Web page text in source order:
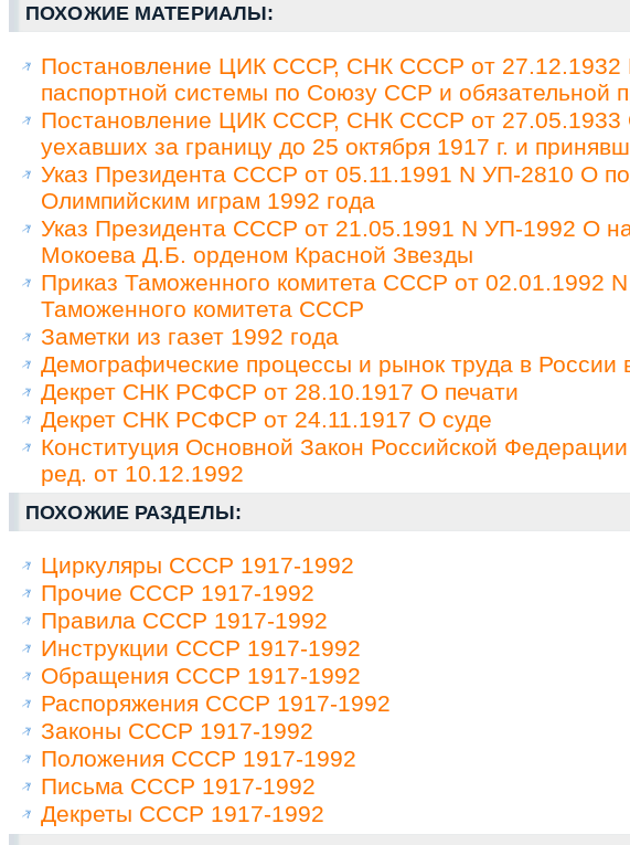
ПОХОЖИЕ МАТЕРИАЛЫ:
Постановление ЦИК СССР, СНК СССР от 27.12.1932
паспортной системы по Союзу ССР и обязательной
Постановление ЦИК СССР, СНК СССР от 27.05.1933
уехавших за границу до 25 октября 1917 г. и
Указ Президента СССР от 05.11.1991 N УП-2810 О
Олимпийским играм 1992 года
Указ Президента СССР от 21.05.1991 N УП-1992 О
Мокоева Д.Б. орденом Красной Звезды
Приказ Таможенного комитета СССР от 02.01.1992
Таможенного комитета СССР
Заметки из газет 1992 года
Демографические процессы и рынок труда в России
Декрет СНК РСФСР от 28.10.1917 О печати
Декрет СНК РСФСР от 24.11.1917 О суде
Конституция Основной Закон Российской
ред. от 10.12.1992
ПОХОЖИЕ РАЗДЕЛЫ:
Циркуляры СССР 1917-1992
Прочие СССР 1917-1992
Правила СССР 1917-1992
Инструкции СССР 1917-1992
Обращения СССР 1917-1992
Распоряжения СССР 1917-1992
Законы СССР 1917-1992
Положения СССР 1917-1992
Письма СССР 1917-1992
Декреты СССР 1917-1992